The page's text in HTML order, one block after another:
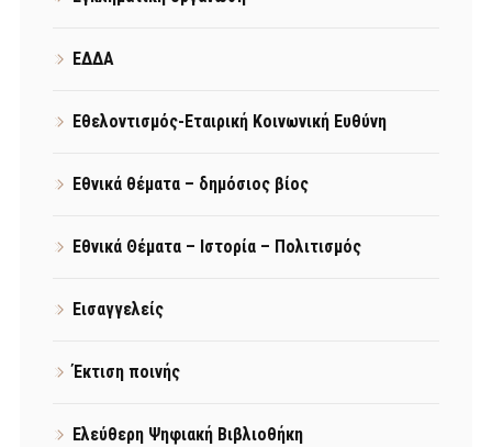
ΕΔΔΑ
Εθελοντισμός-Εταιρική Κοινωνική Ευθύνη
Εθνικά θέματα – δημόσιος βίος
Εθνικά Θέματα – Ιστορία – Πολιτισμός
Εισαγγελείς
Έκτιση ποινής
Ελεύθερη Ψηφιακή Βιβλιοθήκη